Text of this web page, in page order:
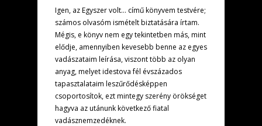
Igen, az Egyszer volt… című könyvem testvére;
számos olvasóm ismételt biztatására írtam.
Mégis, e könyv nem egy tekintetben más, mint
elődje, amennyiben kevesebb benne az egyes
vadászataim leírása, viszont több az olyan
anyag, melyet idestova fél évszázados
tapasztalataim leszűrődésképpen
csoportosítok, ezt mintegy szerény örökséget
hagyva az utánunk következő fiatal
vadásznemzedéknek.